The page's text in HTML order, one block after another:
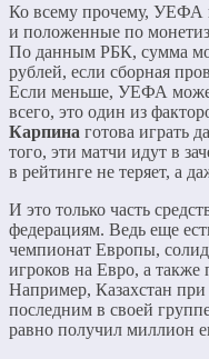
Ко всему прочему, УЕФА
и положенные по
По данным РБК, сумма
рублей, если сборная
Если меньше, УЕФА
всего, это один из
Карпина готова играть
того, эти матчи идут в
в рейтинге не теряет, а
И это только часть
федерациям. Ведь еще
чемпионат Европы,
игроков на Евро, а также
Например, Казахстан при
последним в своей
равно получил миллион